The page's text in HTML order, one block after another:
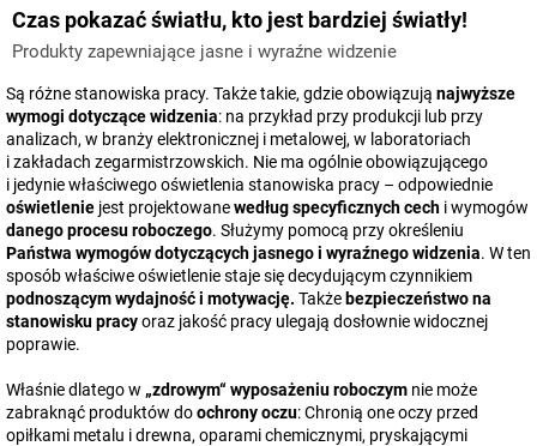
Czas pokazać światłu, kto jest bardziej światły!
Produkty zapewniające jasne i wyraźne widzenie
Są różne stanowiska pracy. Także takie, gdzie obowiązują najwyższe
wymogi dotyczące widzenia: na przykład przy produkcji lub przy
analizach, w branży elektronicznej i metalowej, w laboratoriach
i zakładach zegarmistrzowskich. Nie ma ogólnie obowiązującego
i jedynie właściwego oświetlenia stanowiska pracy – odpowiednie
oświetlenie jest projektowanewedług specyficznych cech i wymogów
danego procesu roboczego. Służymy pomocą przy określeniu
Państwa wymogów dotyczących jasnego i wyraźnego widzenia. W ten
sposób właściwe oświetlenie staje się decydującym czynnikiem
podnoszącym wydajność i motywację. Także bezpieczeństwo na
stanowisku pracyoraz jakość pracy ulegają dosłownie widocznej
poprawie.
Właśnie dlatego w „zdrowym“ wyposażeniu roboczym nie może
zabraknąć produktów doochrony oczu: Chronią one oczy przed
opiłkami metalu i drewna, oparami chemicznymi, pryskającymi